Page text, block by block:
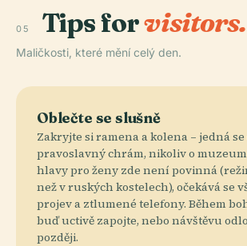
05 Tips forvisitors.
Maličkosti, které mění celý den.
Oblečte se slušně
Zakryjte si ramena a kolena – jedná
pravoslavný chrám, nikoliv o
hlavy pro ženy zde není povinná
než v ruských kostelech), očekává se
projev a ztlumené telefony. Během
buď uctivě zapojte, nebo návštěvu
později.